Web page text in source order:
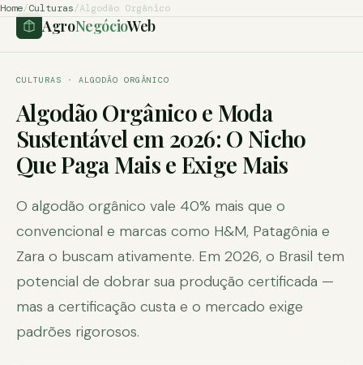
AgroNegócioWeb
Home/Culturas/Algodão Orgânico
CULTURAS · ALGODÃO ORGÂNICO
Algodão Orgânico e Moda
Sustentável em 2026: O Nicho
Que Paga Mais e Exige Mais
O algodão orgânico vale 40% mais que o
convencional e marcas como H&M, Patagônia e
Zara o buscam ativamente. Em 2026, o Brasil tem
potencial de dobrar sua produção certificada —
mas a certificação custa e o mercado exige
padrões rigorosos.